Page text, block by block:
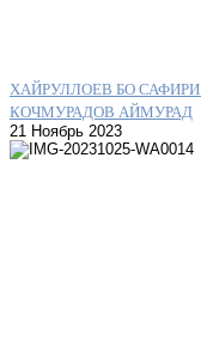
ХАЙРУЛЛОЕВ БО
КОЧМУРАДОВ АЙМУРАД
21 Ноябрь 2023